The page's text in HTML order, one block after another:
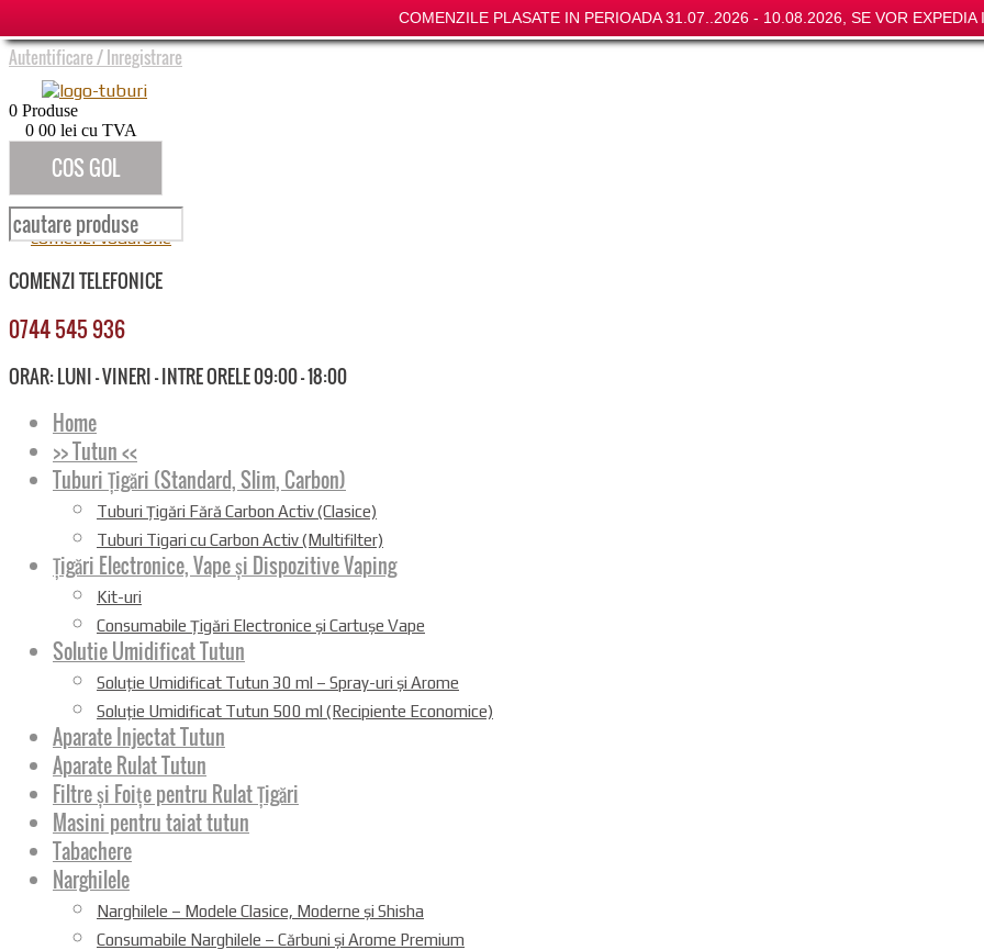
COMENZILE PLASATE IN PERIOADA 31.07..2026 - 10.08.2026, SE VOR EXPEDIA
Autentificare/Inregistrare
0 Produse
0 00 lei cu TVA
COS GOL
COMENZI TELEFONICE
0744 545 936
ORAR: LUNI - VINERI - INTRE ORELE 09:00 - 18:00
Home
>> Tutun <<
Tuburi Țigări (Standard, Slim, Carbon)
Tuburi Țigări Fără Carbon Activ (Clasice)
Tuburi Tigari cu Carbon Activ (Multifilter)
Țigări Electronice, Vape și Dispozitive Vaping
Kit-uri
Consumabile Țigări Electronice și Cartușe Vape
Solutie Umidificat Tutun
Soluție Umidificat Tutun 30 ml – Spray-uri și Arome
Soluție Umidificat Tutun 500 ml (Recipiente Economice)
Aparate Injectat Tutun
Aparate Rulat Tutun
Filtre și Foițe pentru Rulat Țigări
Masini pentru taiat tutun
Tabachere
Narghilele
Narghilele – Modele Clasice, Moderne și Shisha
Consumabile Narghilele – Cărbuni și Arome Premium